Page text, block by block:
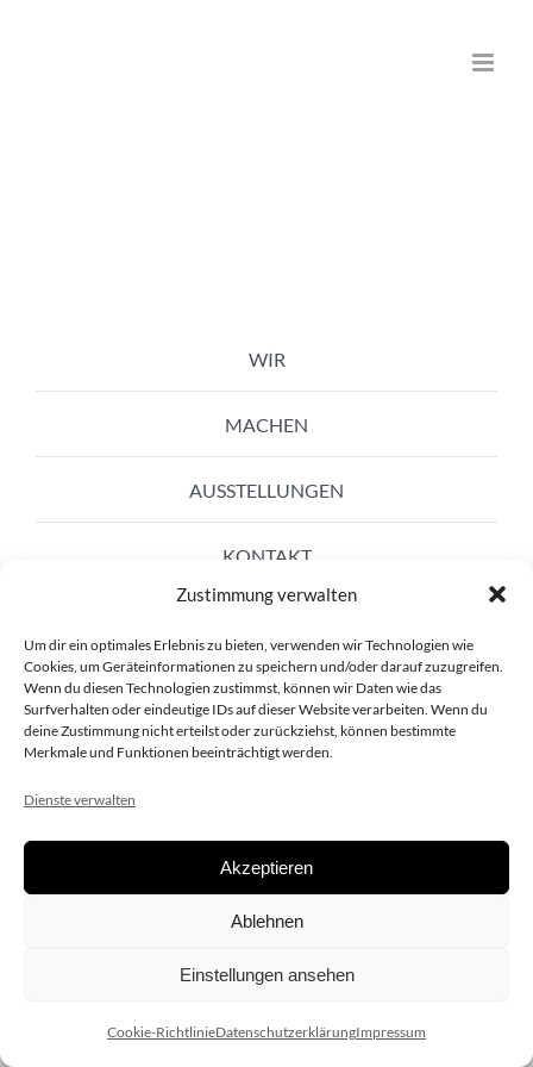
Zustimmung verwalten
Um dir ein optimales Erlebnis zu bieten, verwenden wir Technologien wie
Cookies, um Geräteinformationen zu speichern und/oder darauf zuzugreifen.
Wenn du diesen Technologien zustimmst, können wir Daten wie das
Surfverhalten oder eindeutige IDs auf dieser Website verarbeiten. Wenn du
deine Zustimmung nicht erteilst oder zurückziehst, können bestimmte
Merkmale und Funktionen beeinträchtigt werden.
Dienste verwalten
Akzeptieren
Ablehnen
Einstellungen ansehen
Cookie-RichtlinieDatenschutzerklärungImpressum
WIR
MACHEN
AUSSTELLUNGEN
KONTAKT
Copyright 2020 dieSCHAUsteller.at |Datenschützerklärung|
| Design:www.ARGEntur.at